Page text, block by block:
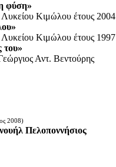
φύση»
Κιμώλου έτους 2004
Κιμώλου έτους 1997
του»
Αντ. Βεντούρης
2008)
Πελοποννήσιος